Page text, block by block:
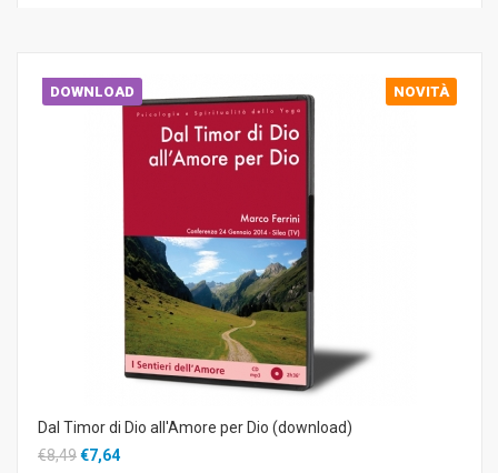
DOWNLOAD NOVITÀ
Dal Timor di Dio all'Amore per Dio (download)
€8,49€7,64